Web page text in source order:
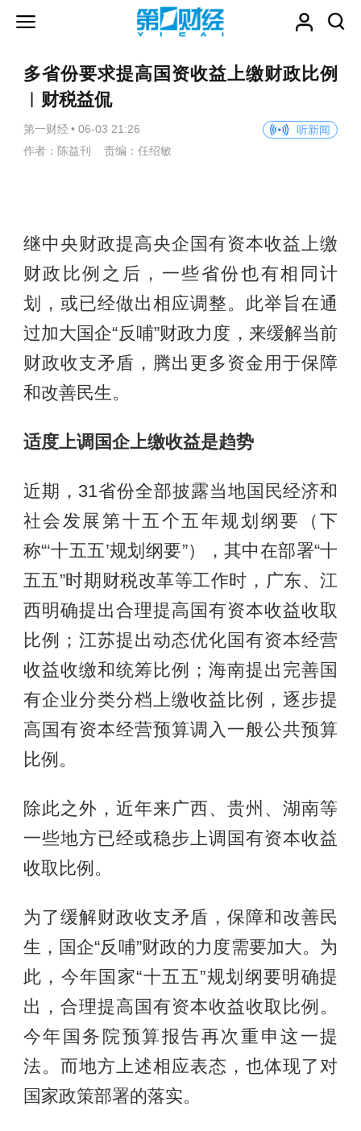
多省份要求提高国资收益上缴财政比例
︱财税益侃
第一财经 • 06-03 21:26
听新闻
作者：陈益刊 责编：任绍敏
继中央财政提高央企国有资本收益上缴
财政比例之后，一些省份也有相同计
划，或已经做出相应调整。此举旨在通
过加大国企“反哺”财政力度，来缓解当前
财政收支矛盾，腾出更多资金用于保障
和改善民生。
适度上调国企上缴收益是趋势
近期，31省份全部披露当地国民经济和
社会发展第十五个五年规划纲要（下
称“‘十五五’规划纲要”），其中在部署“十
五五”时期财税改革等工作时，广东、江
西明确提出合理提高国有资本收益收取
比例；江苏提出动态优化国有资本经营
收益收缴和统筹比例；海南提出完善国
有企业分类分档上缴收益比例，逐步提
高国有资本经营预算调入一般公共预算
比例。
除此之外，近年来广西、贵州、湖南等
一些地方已经或稳步上调国有资本收益
收取比例。
为了缓解财政收支矛盾，保障和改善民
生，国企“反哺”财政的力度需要加大。为
此，今年国家“十五五”规划纲要明确提
出，合理提高国有资本收益收取比例。
今年国务院预算报告再次重申这一提
法。而地方上述相应表态，也体现了对
国家政策部署的落实。